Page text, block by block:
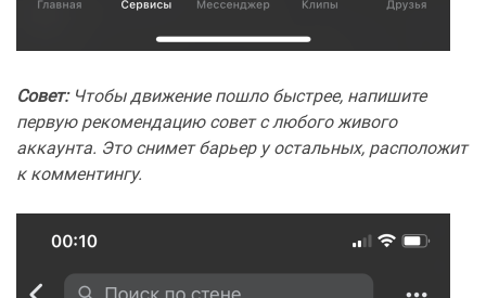
Совет:Чтобы движение пошло быстрее, напишите
первую рекомендацию совет с любого живого
аккаунта. Это снимет барьер у остальных, расположит
к комментингу.